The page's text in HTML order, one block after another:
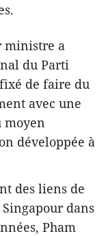
ministre a
du Parti
de faire du
avec une
moyen
développée à
des liens de
dans
Pham